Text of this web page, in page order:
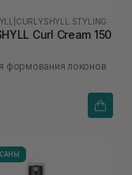
CURLYSHYLL STYLING
Curl Cream 150
формования локонов